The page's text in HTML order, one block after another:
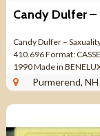
Candy Dulfer –
410.696 Format:
1990 Made in
Contemporary Jazz
Purmerend, NH